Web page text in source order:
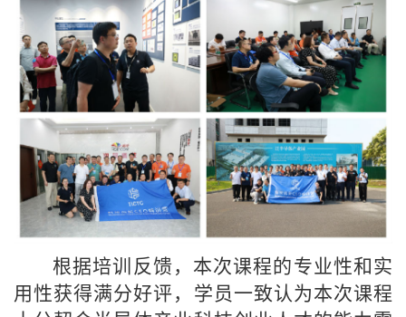
根据培训反馈，本次课程的专业性和实
用性获得满分好评，学员一致认为本次课程